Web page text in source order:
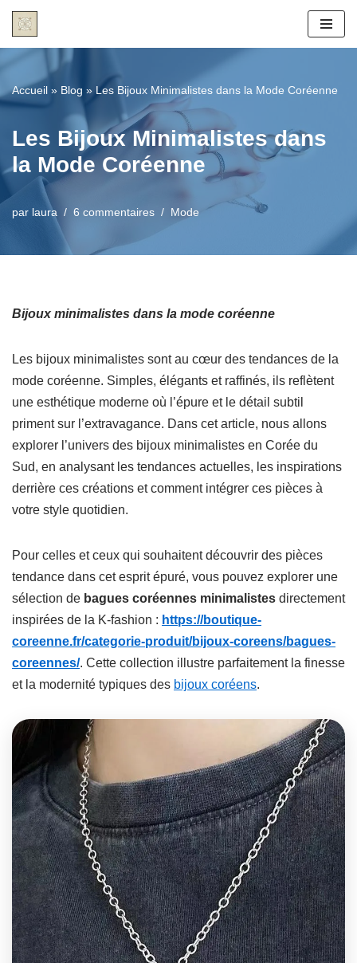
contenu
Accueil » Blog » Les Bijoux Minimalistes dans la Mode Coréenne
Les Bijoux Minimalistes dans
la Mode Coréenne
par laura 6 commentaires Mode
Bijoux minimalistes dans la mode coréenne
Les bijoux minimalistes sont au cœur des tendances de la
mode coréenne. Simples, élégants et raffinés, ils reflètent
une esthétique moderne où l’épure et le détail subtil
priment sur l’extravagance. Dans cet article, nous allons
explorer l’univers des bijoux minimalistes en Corée du
Sud, en analysant les tendances actuelles, les inspirations
derrière ces créations et comment intégrer ces pièces à
votre style quotidien.
Pour celles et ceux qui souhaitent découvrir des pièces
tendance dans cet esprit épuré, vous pouvez explorer une
sélection de bagues coréennes minimalistes directement
inspirées de la K-fashion : https://boutique-
coreenne.fr/categorie-produit/bijoux-coreens/bagues-
coreennes/. Cette collection illustre parfaitement la finesse
et la modernité typiques des bijoux coréens.